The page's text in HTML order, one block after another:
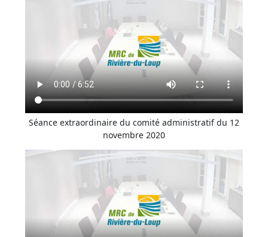
Séance extraordinaire du comité administratif du 12
novembre 2020